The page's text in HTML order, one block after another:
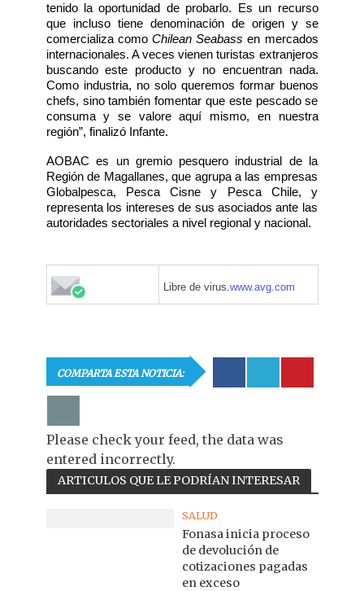
tenido la oportunidad de probarlo. Es un recurso
que incluso tiene denominación de origen y se
comercializa comoChilean Seabassen mercados
internacionales. A veces vienen turistas extranjeros
buscando este producto y no encuentran nada.
Como industria, no solo queremos formar buenos
chefs, sino también fomentar que este pescado se
consuma y se valore aquí mismo, en nuestra
región”, finalizó Infante.
AOBAC es un gremio pesquero industrial de la
Región de Magallanes, que agrupa a las empresas
Globalpesca, Pesca Cisne y Pesca Chile, y
representa los intereses de sus asociados ante las
autoridades sectoriales a nivel regional y nacional.
Libre de virus. www.avg.com
COMPARTA ESTA NOTICIA:
Please check your feed, the data was
entered incorrectly.
ARTICULOS QUE LE PODRÍAN INTERESAR
SALUD
Fonasa inicia proceso
de devolución de
cotizaciones pagadas
en exceso